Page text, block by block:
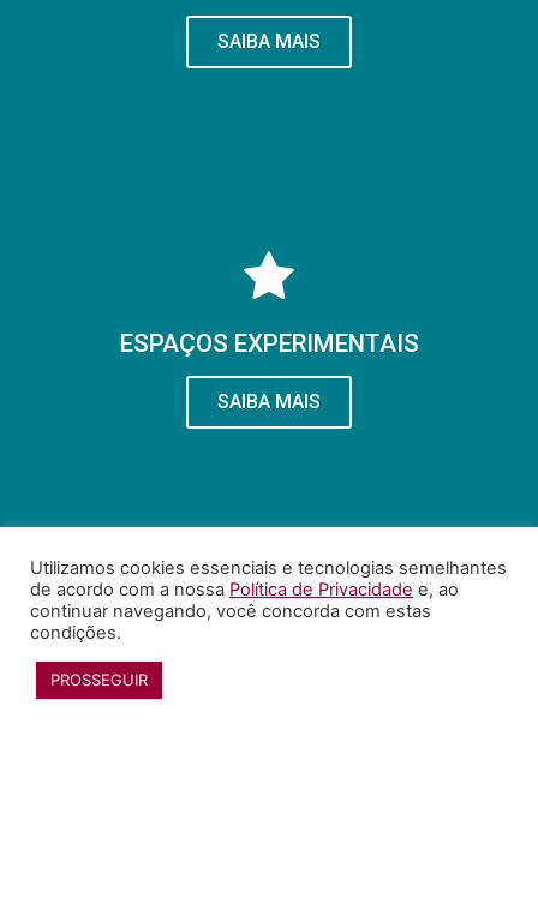
SAIBA MAIS
ESPAÇOS EXPERIMENTAIS
SAIBA MAIS
Utilizamos cookies essenciais e tecnologias semelhantes
de acordo com a nossa Política de Privacidade e, ao
continuar navegando, você concorda com estas
condições.
PROSSEGUIR